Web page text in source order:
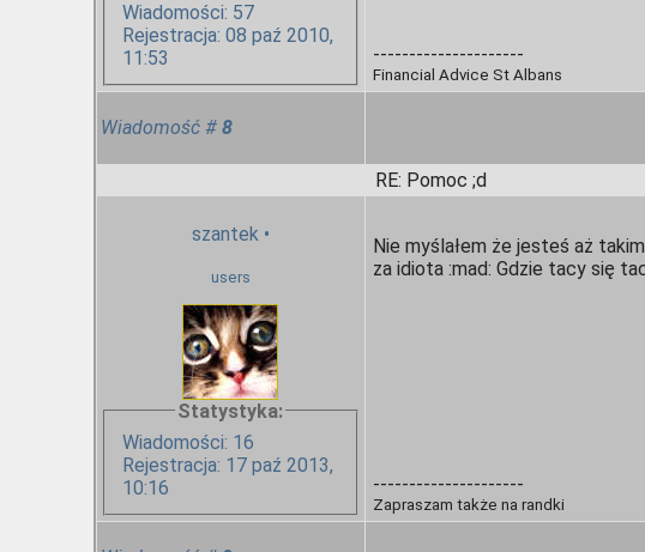
Wiadomości: 57
Rejestracja: 08 paź 2010,
11:53
---------------------
Financial Advice St Albans
Wiadomość # 8
RE: Pomoc ;d
szantek •
users
Statystyka:
Wiadomości: 16
Rejestracja: 17 paź 2013,
10:16
Nie myślałem że jesteś aż
za idiota :mad: Gdzie tacy się
---------------------
Zapraszam także na randki